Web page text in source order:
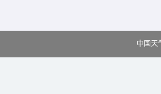
中国